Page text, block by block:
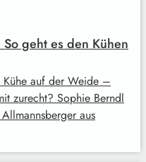
geht es den Kühen
Kühe auf der Weide –
zurecht? Sophie Berndl
aus